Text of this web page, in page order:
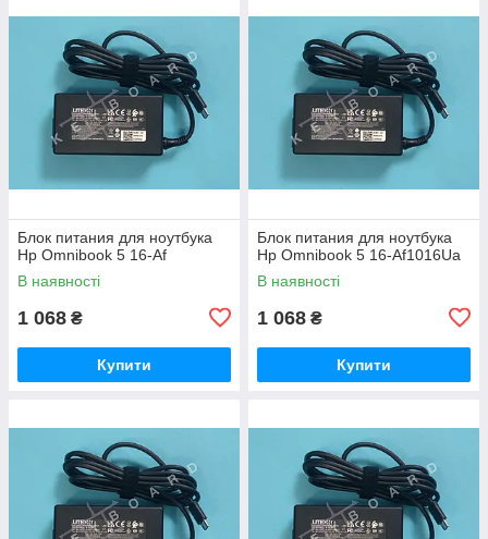
Блок питания для ноутбука
Hp Omnibook 5 16-Af
В наявності
1 068 ₴
Купити
Блок питания для ноутбука
Hp Omnibook 5 16-Af1016Ua
В наявності
1 068 ₴
Купити